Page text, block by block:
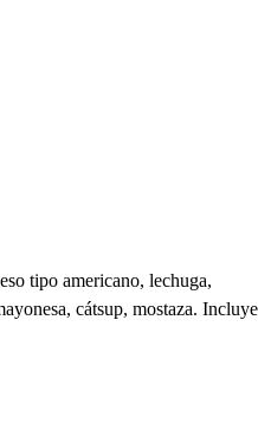
tipo americano, lechuga,
cátsup, mostaza. Incluye